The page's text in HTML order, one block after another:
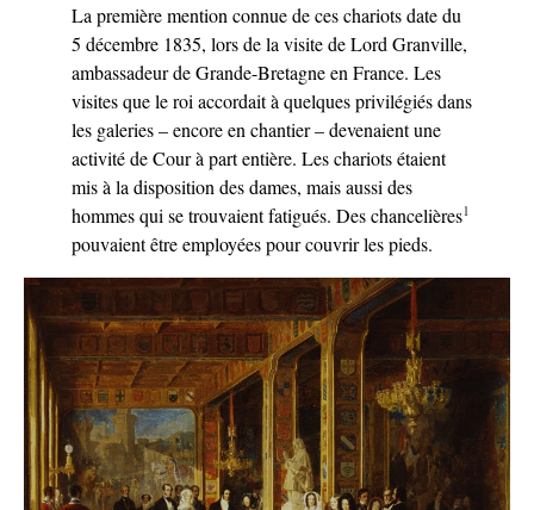
La première mention connue de ces chariots date du
5 décembre 1835, lors de la visite de Lord Granville,
ambassadeur de Grande-Bretagne en France. Les
visites que le roi accordait à quelques privilégiés dans
les galeries – encore en chantier – devenaient une
activité de Cour à part entière. Les chariots étaient
mis à la disposition des dames, mais aussi des
hommes qui se trouvaient fatigués. Des chancelières1
pouvaient être employées pour couvrir les pieds.